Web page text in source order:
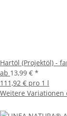
Hartöl (Projektöl) -
ab 13,99 € *
111,92 € pro 1 l
Weitere Variationen